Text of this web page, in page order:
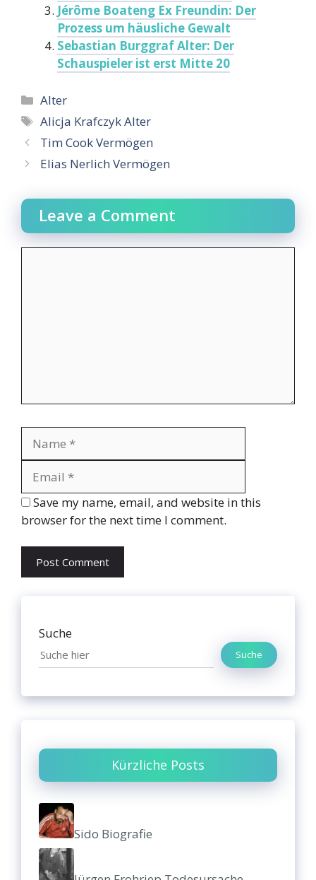
Jérôme Boateng Ex Freundin: Der
Prozess um häusliche Gewalt
Sebastian Burggraf Alter: Der
Schauspieler ist erst Mitte 20
Categories
Alter
Tags
Alicja Krafczyk Alter
Tim Cook Vermögen
Elias Nerlich Vermögen
Leave a Comment
Save my name, email, and website in this
browser for the next time I comment.
Suche
Suche
Kürzliche Posts
Sido Biografie